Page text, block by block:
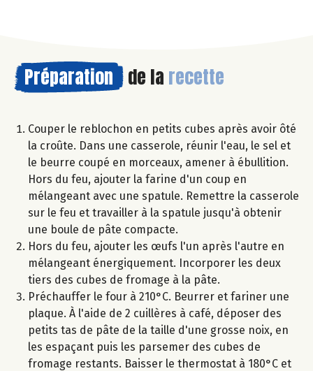
Préparation de la recette
Couper le reblochon en petits cubes après avoir ôté
la croûte. Dans une casserole, réunir l'eau, le sel et
le beurre coupé en morceaux, amener à ébullition.
Hors du feu, ajouter la farine d'un coup en
mélangeant avec une spatule. Remettre la casserole
sur le feu et travailler à la spatule jusqu'à obtenir
une boule de pâte compacte.
Hors du feu, ajouter les œufs l'un après l'autre en
mélangeant énergiquement. Incorporer les deux
tiers des cubes de fromage à la pâte.
Préchauffer le four à 210°C. Beurrer et fariner une
plaque. À l'aide de 2 cuillères à café, déposer des
petits tas de pâte de la taille d'une grosse noix, en
les espaçant puis les parsemer des cubes de
fromage restants. Baisser le thermostat à 180°C et